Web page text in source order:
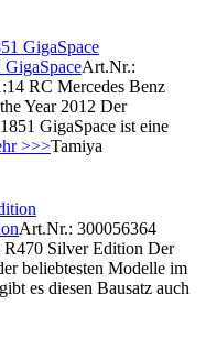
Art.Nr.:
RC Mercedes Benz
Year 2012 Der
GigaSpace ist eine
>>>Tamiya
Art.Nr.: 300056364
R470 Silver Edition Der
beliebtesten Modelle im
es diesen Bausatz auch